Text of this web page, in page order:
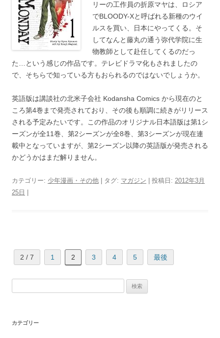
リーの工作員の折原マヤは、ロシア
でBLOODY-Xと呼ばれる新種のウイ
ルスを買い、日本にやってくる。そ
してなんと藤丸の通う弥代学院に生
物教師として赴任してくるのだっ
た…という感じの作品です。テレビドラマ化もされましたの
で、そちらで知っている方もおられるのではないでしょうか。
英語版は講談社の北米子会社 Kodansha Comics から現在のと
ころ第4巻まで発売されており、その後も順調に続きがリリース
される予定みたいです。この作品のオリジナル日本語版は第1シ
ーズンが全11巻、第2シーズンが全8巻、第3シーズンが現在連
載中となっていますが、第2シーズン以降の英語版が発売される
かどうかはまだ解りません。
カテゴリー: 少年漫画・その他 | タグ: マガジン | 投稿日: 2012年3月
25日
2 / 7 1 2 3 4 5 最後
カテゴリー